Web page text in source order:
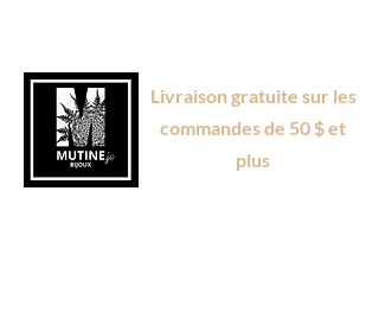
Livraison gratuite sur les
commandes de 50 $ et
plus